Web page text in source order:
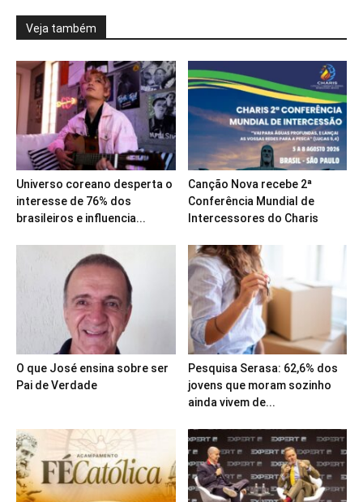
Veja também
Universo coreano desperta o
interesse de 76% dos
brasileiros e influencia...
Canção Nova recebe 2ª
Conferência Mundial de
Intercessores do Charis
O que José ensina sobre ser
Pai de Verdade
Pesquisa Serasa: 62,6% dos
jovens que moram sozinho
ainda vivem de...